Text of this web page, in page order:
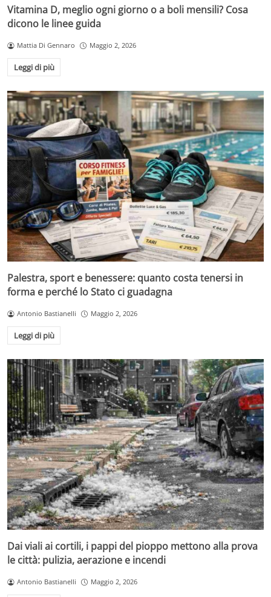
Vitamina D, meglio ogni giorno o a boli mensili? Cosa
dicono le linee guida
Mattia Di Gennaro Maggio 2, 2026
Leggi di più
Palestra, sport e benessere: quanto costa tenersi in
forma e perché lo Stato ci guadagna
Antonio Bastianelli Maggio 2, 2026
Leggi di più
Dai viali ai cortili, i pappi del pioppo mettono alla prova
le città: pulizia, aerazione e incendi
Antonio Bastianelli Maggio 2, 2026